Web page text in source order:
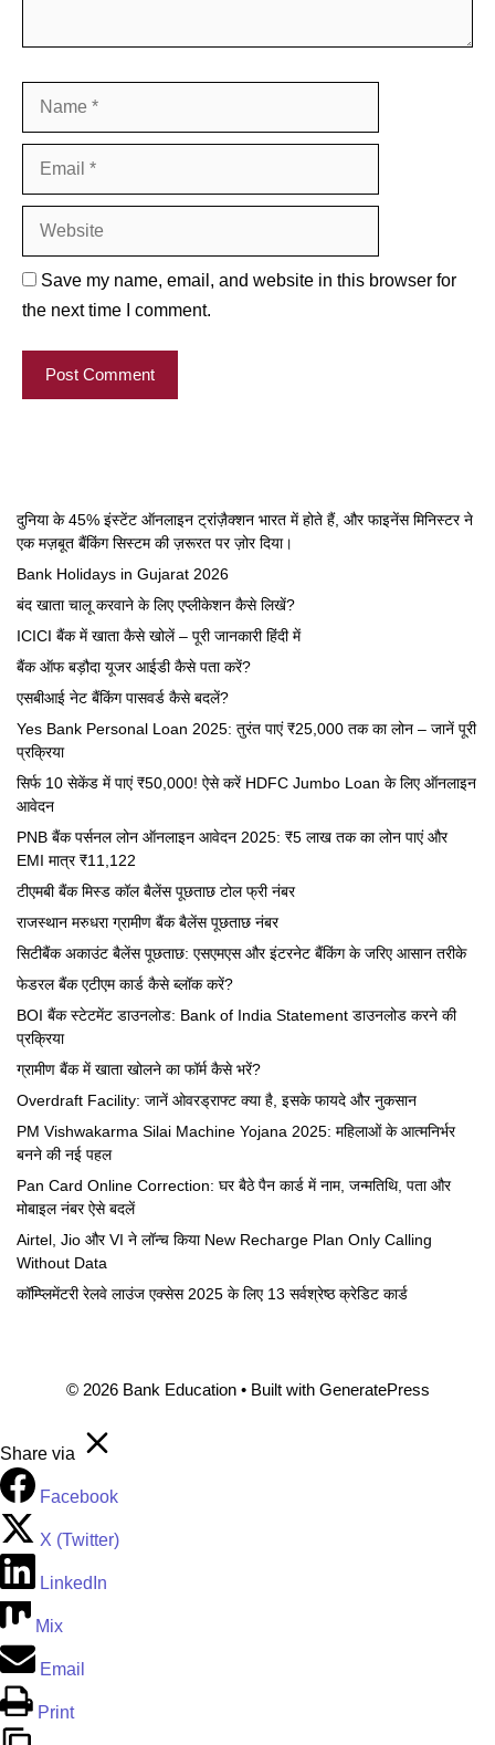
Save my name, email, and website in this browser for
the next time I comment.
दुनिया के 45% इंस्टेंट ऑनलाइन ट्रांज़ैक्शन भारत में होते हैं, और फाइनेंस मिनिस्टर ने
एक मज़बूत बैंकिंग सिस्टम की ज़रूरत पर ज़ोर दिया।
Bank Holidays in Gujarat 2026
बंद खाता चालू करवाने के लिए एप्लीकेशन कैसे लिखें?
ICICI बैंक में खाता कैसे खोलें – पूरी जानकारी हिंदी में
बैंक ऑफ बड़ौदा यूजर आईडी कैसे पता करें?
एसबीआई नेट बैंकिंग पासवर्ड कैसे बदलें?
Yes Bank Personal Loan 2025: तुरंत पाएं ₹25,000 तक का लोन – जानें पूरी
प्रक्रिया
सिर्फ 10 सेकेंड में पाएं ₹50,000! ऐसे करें HDFC Jumbo Loan के लिए ऑनलाइन
आवेदन
PNB बैंक पर्सनल लोन ऑनलाइन आवेदन 2025: ₹5 लाख तक का लोन पाएं और
EMI मात्र ₹11,122
टीएमबी बैंक मिस्ड कॉल बैलेंस पूछताछ टोल फ्री नंबर
राजस्थान मरुधरा ग्रामीण बैंक बैलेंस पूछताछ नंबर
सिटीबैंक अकाउंट बैलेंस पूछताछ: एसएमएस और इंटरनेट बैंकिंग के जरिए आसान तरीके
फेडरल बैंक एटीएम कार्ड कैसे ब्लॉक करें?
BOI बैंक स्टेटमेंट डाउनलोड: Bank of India Statement डाउनलोड करने की
प्रक्रिया
ग्रामीण बैंक में खाता खोलने का फॉर्म कैसे भरें?
Overdraft Facility: जानें ओवरड्राफ्ट क्या है, इसके फायदे और नुकसान
PM Vishwakarma Silai Machine Yojana 2025: महिलाओं के आत्मनिर्भर
बनने की नई पहल
Pan Card Online Correction: घर बैठे पैन कार्ड में नाम, जन्मतिथि, पता और
मोबाइल नंबर ऐसे बदलें
Airtel, Jio और VI ने लॉन्च किया New Recharge Plan Only Calling
Without Data
कॉम्प्लिमेंटरी रेलवे लाउंज एक्सेस 2025 के लिए 13 सर्वश्रेष्ठ क्रेडिट कार्ड
© 2026 Bank Education• Built with GeneratePress
Share via
Facebook
X (Twitter)
LinkedIn
Mix
Email
Print